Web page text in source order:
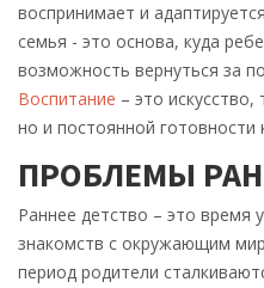
воспринимает и
семья - это основа, куда
возможность вернуться за
Воспитание – это
но и постоянной готовности
ПРОБЛЕМЫ
Раннее детство – это время
знакомств с окружающим
период родители